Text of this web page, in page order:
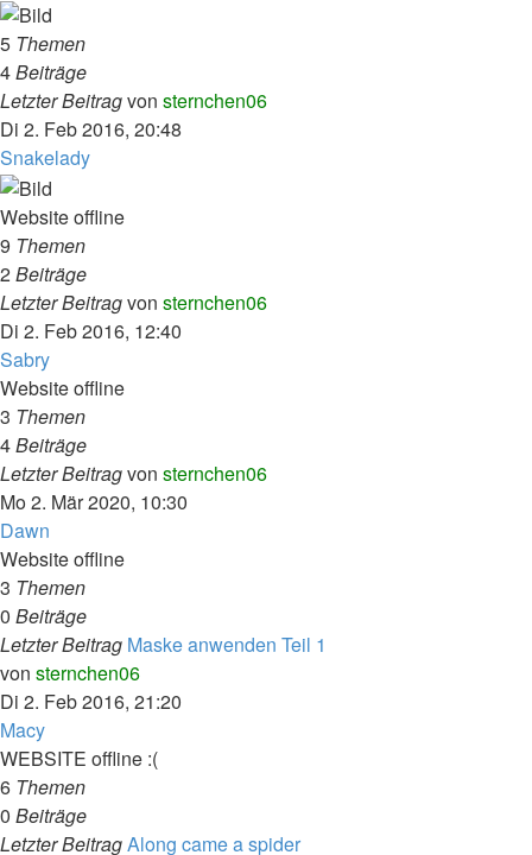
5 Themen
4Beiträge
Letzter Beitragvon sternchen06Neuester
Di 2. Feb 2016, 20:48
Snakelady
Website offline
9 Themen
2Beiträge
Letzter Beitragvon sternchen06Neuester
Di 2. Feb 2016, 12:40
Sabry
Website offline
3 Themen
4Beiträge
Letzter Beitragvon sternchen06Neuester
Mo 2. Mär 2020, 10:30
Dawn
Website offline
3 Themen
0 Beiträge
Letzter Beitrag Maske anwenden Teil 1
von sternchen06Neuester
Beitrag
Di 2. Feb 2016, 21:20
Macy
WEBSITE offline :(
6 Themen
0 Beiträge
Letzter BeitragAlong came a spider